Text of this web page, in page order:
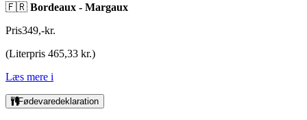
🇫🇷 Bordeaux - Margaux
Pris349,-kr.
(Literpris 465,33 kr.)
Læs mere i
Fødevaredeklaration